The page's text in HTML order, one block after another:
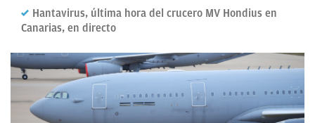
Hantavirus, última hora del crucero MV Hondius en
Canarias, en directo